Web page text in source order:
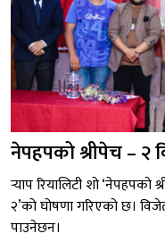
नेपहपको श्रीपेच – २
र्‍याप रियालिटी शो ‘नेपहपको
२’को घोषणा गरिएको छ।
पाउनेछन।